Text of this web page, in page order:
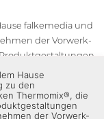
falkemedia und
der Vorwerk-
der Unternehmen
die Zeichen TM5®,
des Thermomix®
Gruppe
Hause
zu den
Thermomix®, die
der Vorwerk-